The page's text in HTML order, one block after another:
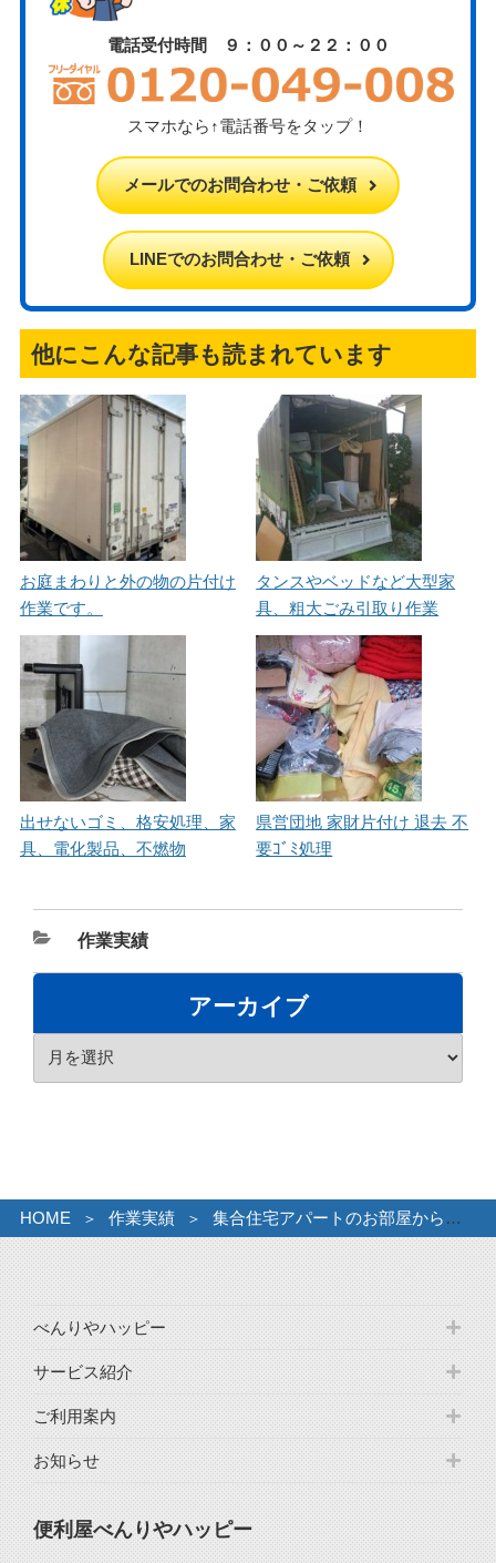
電話受付時間 ９：００～２２：００
スマホなら↑電話番号をタップ！
メールでのお問合わせ・ご依頼
LINEでのお問合わせ・ご依頼
他にこんな記事も読まれています
お庭まわりと外の物の片付け
作業です。
タンスやベッドなど大型家
具、粗大ごみ引取り作業
出せないゴミ、格安処理、家
具、電化製品、不燃物
県営団地 家財片付け 退去 不
要ｺﾞﾐ処理
カ
テ
ー
作業実績
アーカイブ
HOME 作業実績 集合住宅アパートのお部屋からお片付け。
べんりやハッピー
サービス紹介
ご利用案内
お知らせ
便利屋べんりやハッピー